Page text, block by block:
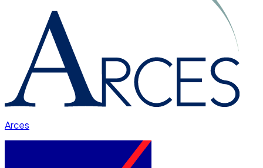
Arces